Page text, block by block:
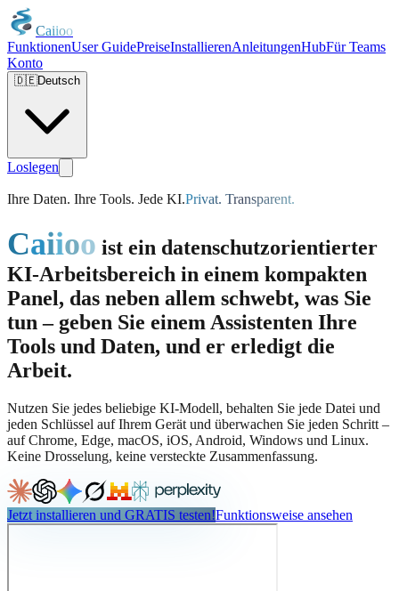
Caiioo
FunktionenUser GuidePreiseInstallierenAnleitungenHubFür Teams
Konto
🇩🇪Deutsch
Loslegen
Ihre Daten. Ihre Tools. Jede KI.Privat. Transparent.
Caiioo ist ein datenschutzorientierter
KI-Arbeitsbereich in einem kompakten
Panel, das neben allem schwebt, was Sie
tun – geben Sie einem Assistenten Ihre
Tools und Daten, und er erledigt die
Arbeit.
Nutzen Sie jedes beliebige KI-Modell, behalten Sie jede Datei und
jeden Schlüssel auf Ihrem Gerät und überwachen Sie jeden Schritt –
auf Chrome, Edge, macOS, iOS, Android, Windows und Linux.
Keine Drosselung, keine versteckte Zusammenfassung.
Jetzt installieren und GRATIS testen!Funktionsweise ansehen